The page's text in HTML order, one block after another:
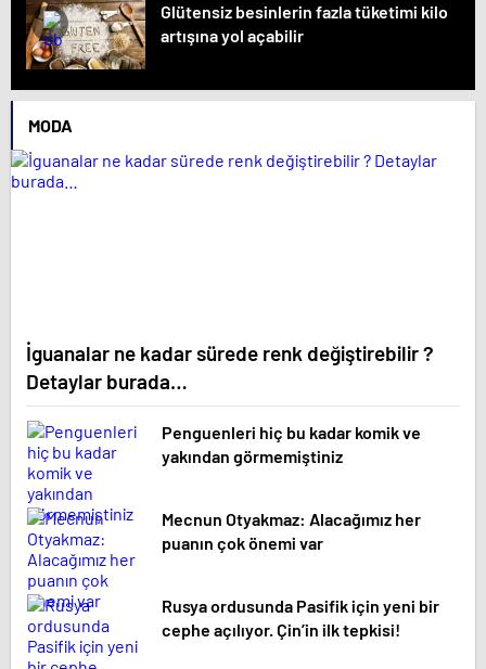
Glütensiz besinlerin fazla tüketimi kilo
artışına yol açabilir
MODA
İguanalar ne kadar sürede renk değiştirebilir ?
Detaylar burada…
Penguenleri hiç bu kadar komik ve
yakından görmemiştiniz
Mecnun Otyakmaz: Alacağımız her
puanın çok önemi var
Rusya ordusunda Pasifik için yeni bir
cephe açılıyor. Çin’in ilk tepkisi!